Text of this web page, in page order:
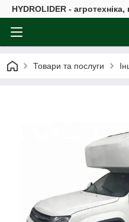
HYDROLIDER -
Товари та послуги